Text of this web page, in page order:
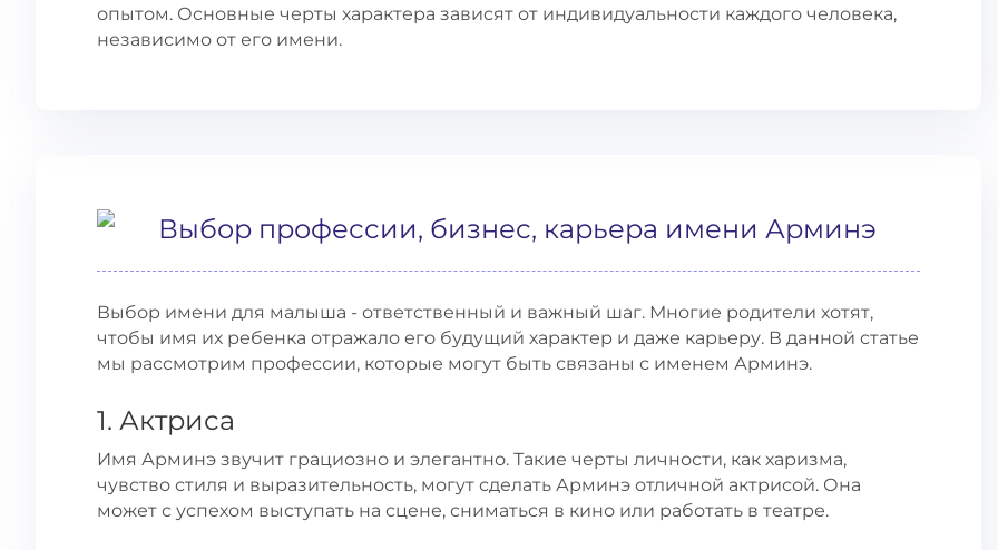
опытом. Основные черты характера зависят от индивидуальности каждого человека,
независимо от его имени.
Выбор профессии, бизнес, карьера имени Арминэ
Выбор имени для малыша - ответственный и важный шаг. Многие родители хотят,
чтобы имя их ребенка отражало его будущий характер и даже карьеру. В данной статье
мы рассмотрим профессии, которые могут быть связаны с именем Арминэ.
1. Актриса
Имя Арминэ звучит грациозно и элегантно. Такие черты личности, как харизма,
чувство стиля и выразительность, могут сделать Арминэ отличной актрисой. Она
может с успехом выступать на сцене, сниматься в кино или работать в театре.